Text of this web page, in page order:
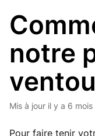
notre
Mis à jour il y a 6 mois
Pour faire tenir